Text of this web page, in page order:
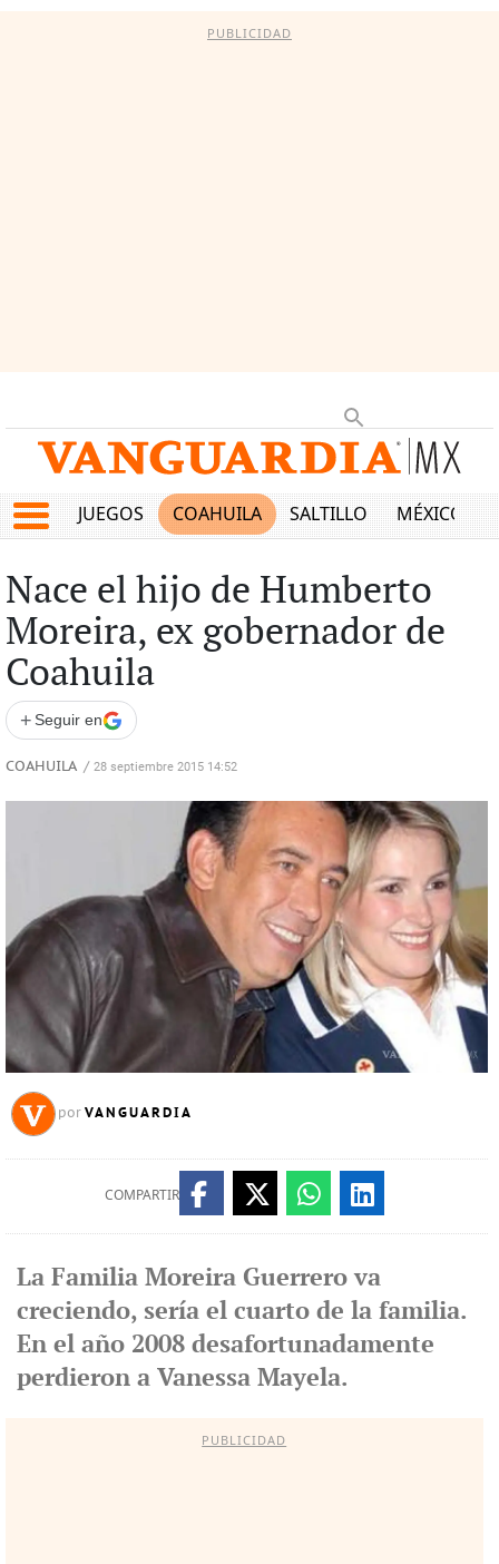
PUBLICIDAD
JUEGOS COAHUILA SALTILLO MÉXICO
Nace el hijo de Humberto
Moreira, ex gobernador de
Coahuila
+ Seguir en
COAHUILA / 28 septiembre 2015 14:52
por VANGUARDIA
COMPARTIR
La Familia Moreira Guerrero va
creciendo, sería el cuarto de la familia.
En el año 2008 desafortunadamente
perdieron a Vanessa Mayela.
PUBLICIDAD